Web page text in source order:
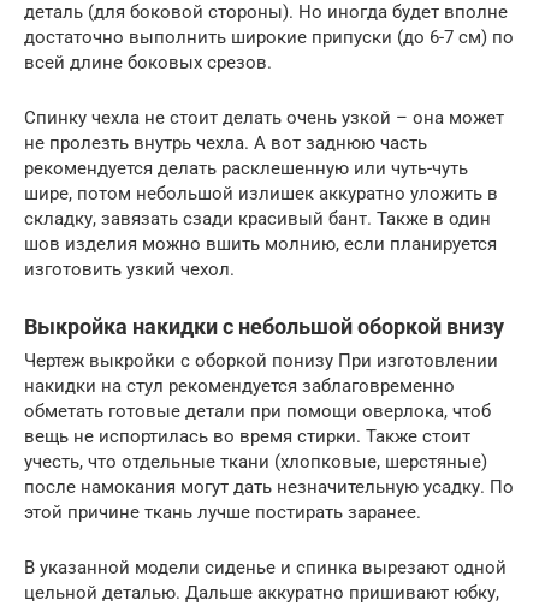
деталь (для боковой стороны). Но иногда будет вполне
достаточно выполнить широкие припуски (до 6-7 см) по
всей длине боковых срезов.
Спинку чехла не стоит делать очень узкой – она может
не пролезть внутрь чехла. А вот заднюю часть
рекомендуется делать расклешенную или чуть-чуть
шире, потом небольшой излишек аккуратно уложить в
складку, завязать сзади красивый бант. Также в один
шов изделия можно вшить молнию, если планируется
изготовить узкий чехол.
Выкройка накидки с небольшой оборкой внизу
Чертеж выкройки с оборкой понизу При изготовлении
накидки на стул рекомендуется заблаговременно
обметать готовые детали при помощи оверлока, чтоб
вещь не испортилась во время стирки. Также стоит
учесть, что отдельные ткани (хлопковые, шерстяные)
после намокания могут дать незначительную усадку. По
этой причине ткань лучше постирать заранее.
В указанной модели сиденье и спинка вырезают одной
цельной деталью. Дальше аккуратно пришивают юбку,